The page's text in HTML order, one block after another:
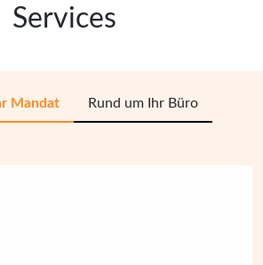
Services
Mandat Rund um Ihr Büro